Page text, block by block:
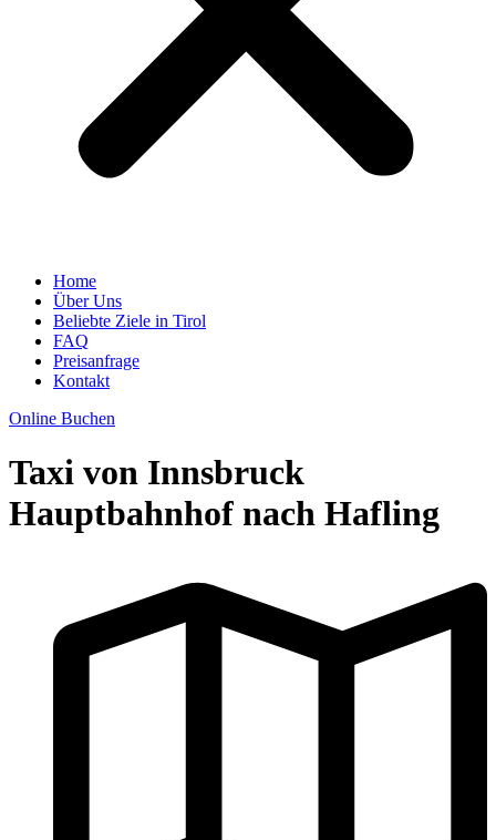
Home
Über Uns
Beliebte Ziele in Tirol
FAQ
Preisanfrage
Kontakt
Online Buchen
Taxi von Innsbruck
Hauptbahnhof nach Hafling